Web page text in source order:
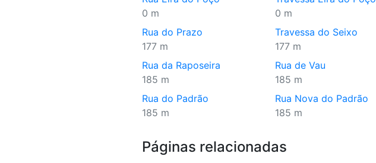
0 m
0 m
Rua do Prazo
177 m
Travessa do Seixo
177 m
Rua da Raposeira
185 m
Rua de Vau
185 m
Rua do Padrão
185 m
Rua Nova do Padrão
185 m
Páginas relacionadas